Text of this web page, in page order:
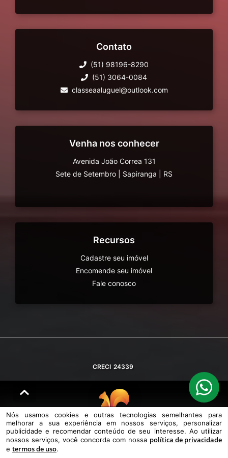
Contato
(51) 98196-8290
(51) 3064-0084
classeaaluguel@outlook.com
Venha nos conhecer
Avenida João Correa 131
Sete de Setembro
Sapiranga RS
Recursos
Cadastre seu imóvel
Encomende seu imóvel
Fale conosco
CRECI 24339
© DESENVOLVIDO PELAAGIL.NET
Nós usamos cookies e outras tecnologias semelhantes para melhorar a
sua experiência em nossos serviços, personalizar publicidade e
Nós usamos cookies e outras tecnologias semelhantes para
melhorar a sua experiência em nossos serviços, personalizar
publicidade e recomendar conteúdo de seu interesse. Ao utilizar
nossos serviços, você concorda com nossa política de privacidade
e termos de uso.